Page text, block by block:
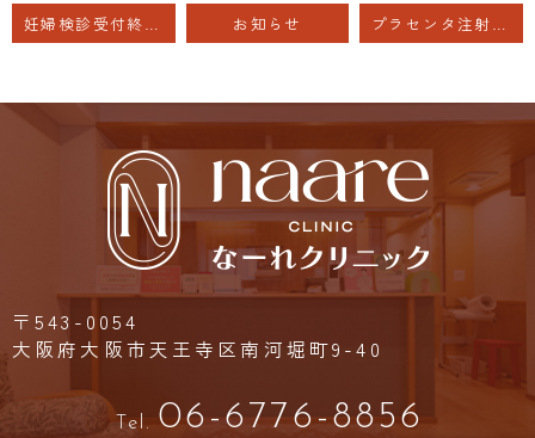
お知らせ
〒543-0054
大阪府大阪市天王寺区南河堀町9-40
Tel. 06-6776-8856